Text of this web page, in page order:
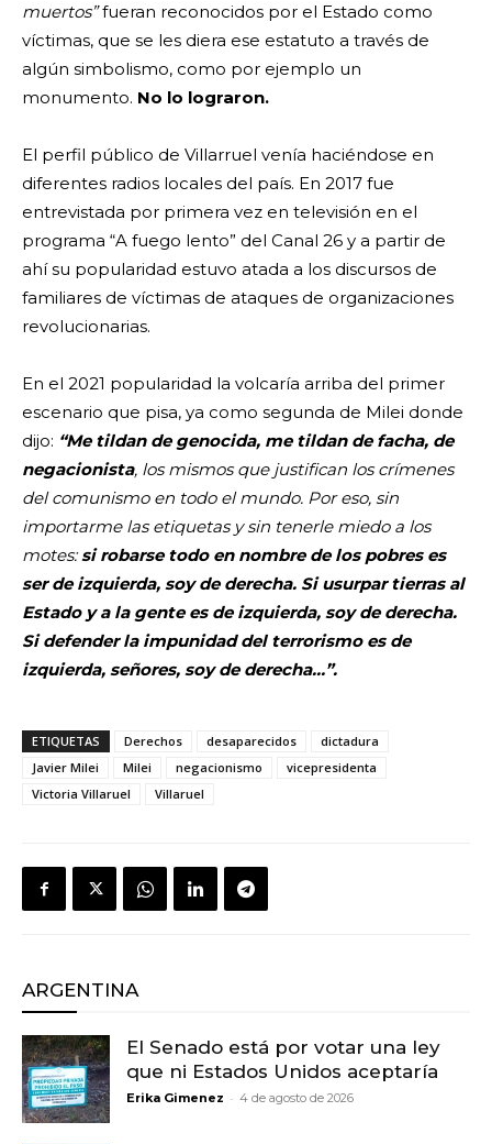
muertos”fueran reconocidos por el Estado como
víctimas, que se les diera ese estatuto a través de
algún simbolismo, como por ejemplo un
monumento. No lo lograron.
El perfil público de Villarruel venía haciéndose en
diferentes radios locales del país. En 2017 fue
entrevistada por primera vez en televisión en el
programa “A fuego lento” del Canal 26 y a partir de
ahí su popularidad estuvo atada a los discursos de
familiares de víctimas de ataques de organizaciones
revolucionarias.
En el 2021 popularidad la volcaría arriba del primer
escenario que pisa, ya como segunda de Milei donde
dijo: “Me tildan de genocida, me tildan de facha, de
negacionista, los mismos que justifican los crímenes
del comunismo en todo el mundo. Por eso, sin
importarme las etiquetas y sin tenerle miedo a los
motes:si robarse todo en nombre de los pobres es
ser de izquierda, soy de derecha. Si usurpar tierras al
Estado y a la gente es de izquierda, soy de derecha.
Si defender la impunidad del terrorismo es de
izquierda, señores, soy de derecha…”.
ETIQUETAS Derechos desaparecidos
dictadura
Javier Milei
Milei negacionismo
vicepresidenta
Victoria Villaruel
Villaruel
ARGENTINA
El Senado está por votar una ley
que ni Estados Unidos aceptaría
Erika Gimenez - 4 de agosto de 2026